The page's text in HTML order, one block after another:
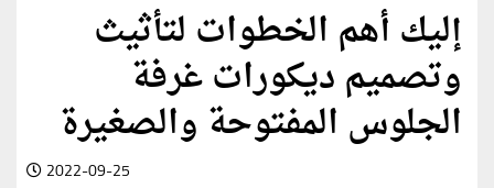
إليك أهم الخطوات لتأثيث
وتصميم ديكورات غرفة
الجلوس المفتوحة والصغيرة
2022-09-25